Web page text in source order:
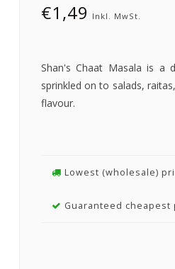
€1,49 Inkl. MwSt.
Shan's Chaat Masala is a
sprinkled on to salads,
flavour.
Lowest (wholesale)
Guaranteed cheapest